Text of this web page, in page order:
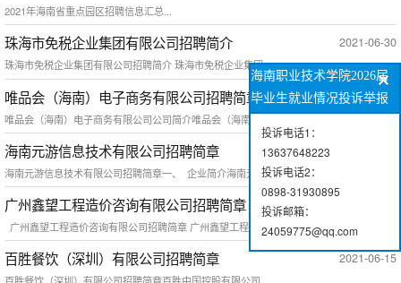
2021年海南省重点园区招聘信息汇总...
珠海市免税企业集团有限公司招聘简介
珠海市免税企业集团有限公司招聘简介 珠海市免税企业集团有限公司（以下简称“珠海免税集团”）始建于1980年，是珠海市国资委下属的一级国有企业，是全国最早开展免税业务的企业之一，从事免税业务近40年。经过多年的艰苦创业，珠海免税集团现已发展成为以口岸免税品特许经营服务为龙头，集商业零售、物业经营、国际贸易、仓储物流、跨境电商及酒店管理为一体的多元化、综合型集团。值此海南国际自贸港建设的历史性机遇，...
2021-06-30
唯品会（海南）电子商务有限公司招聘简章
唯品会（海南）电子商务有限公司公司简介唯品会（海南）电子商务有限公司唯品会全资子公司，唯品会主营业务为互联网在线销售品牌折扣商品，涵盖名品服饰鞋包、美妆、母婴、居家等各大品类。唯品会在中国开创了名牌折扣+限时抢购+正品保障”的创新电商模式，并持续深化为“精选品牌+深度折扣+限时抢购”的正品特卖模式。 唯品会在中国开创了“名牌折扣+限时抢购+正品保障”的创新电商模式，并持续深化为“精选品牌+深度折...
2021-06-23
海南元游信息技术有限公司招聘简章
海南元游信息技术有限公司招聘简章一、 企业简介海南元游信息技术有限公司，成立于2016年5月，是一家致力于打造高端精品手机游戏的互联网科技公司。目前主力打造移动游戏软件研发，推动游戏出海、拓展游戏发行。公司自主研发有《青云诀》《青云传》《青云诀2》一系列唯美仙侠MMOARPG手游。产品上线后也得到业界的肯定，《青云诀》连续两届获评硬核联盟黑石奖“最受欢迎MMO角色扮演游戏”，并获评“金钻奖”之...
广州鑫望工程造价咨询有限公司招聘简章
广州鑫望工程造价咨询有限公司招聘简章 广州鑫望工程造价咨询有限公司（以下简称鑫望公司）成立于2017年04月，坐落在广州市越秀区，是一家专业从事工程造价咨询、工程监理、工程招标代理的有限责任公司。公司注册资本为100万元，公司业务范围涉及电力、房建等多个领域。经营范围：工程造价咨询服务；工程技术咨询服务；工程建设项目招标代理服务；工程项目担保服务；工程总承包服务；政府采购咨询服务；城乡...
百胜餐饮（深圳）有限公司招聘简章 2021-06-15
海南职业技术学院2026届
毕业生就业情况投诉举报
投诉电话1：
13637648223
投诉电话2：
0898-31930895
投诉邮箱：
24059775@qq.com